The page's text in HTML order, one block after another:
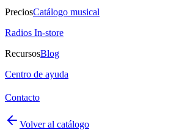
PreciosCatálogo musical
Radios In-store
RecursosBlog
Centro de ayuda
Contacto
Volver al catálogo